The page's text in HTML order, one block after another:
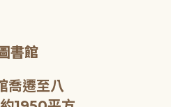
書館
喬遷至八